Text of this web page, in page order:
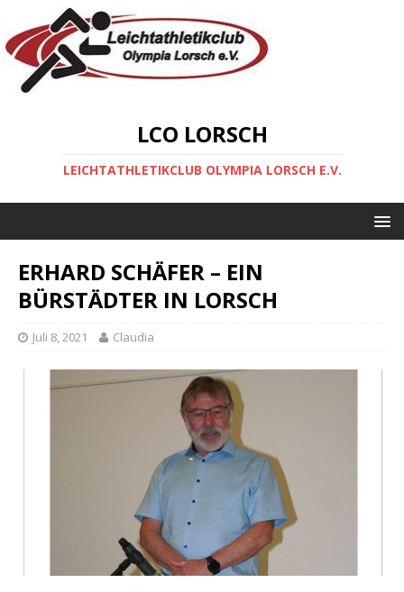
LCO LORSCH
LEICHTATHLETIKCLUB OLYMPIA LORSCH E.V.
ERHARD SCHÄFER – EIN
BÜRSTÄDTER IN LORSCH
Juli 8, 2021 Claudia